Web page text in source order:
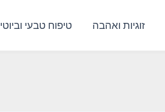
זוגיות ואהבה טיפוח טבעי וביוטי